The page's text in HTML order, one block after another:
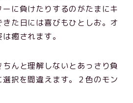
に負けたりするのがたまにキ
た日には喜びもひとしお。オ
癒されます。
んと理解しないとあっさり負
択を間違えます。２色のモン